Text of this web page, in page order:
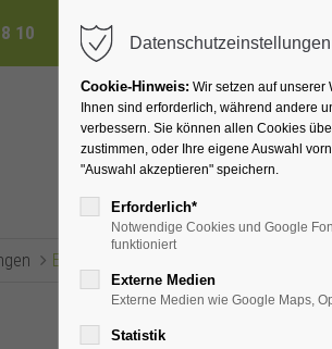
10 info@badwesternkotten.de
Ihr Heilbad
Eventsreader (Timeline)
Datenschutzeinstellungen
Cookie-Hinweis: Wir setzen auf unserer
Ihnen sind erforderlich, während andere
verbessern. Sie können allen Cookies
zustimmen, oder Ihre eigene Auswahl
"Auswahl akzeptieren" speichern.
Erforderlich*
Notwendige Cookies und Google
funktioniert
Externe Medien
Externe Medien wie Google Maps,
Statistik